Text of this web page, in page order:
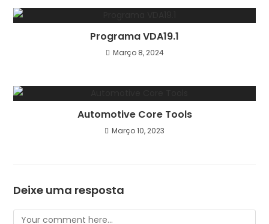
Programa VDA19.1
Março 8, 2024
Automotive Core Tools
Março 10, 2023
Deixe uma resposta